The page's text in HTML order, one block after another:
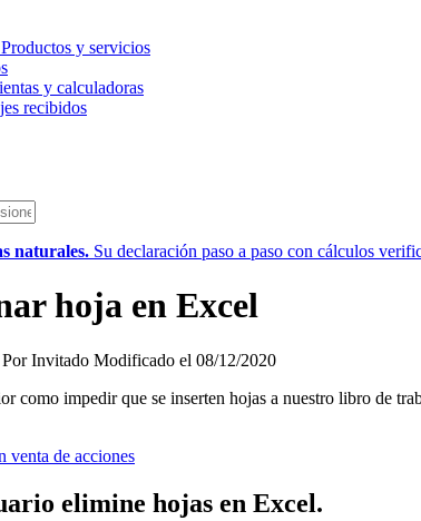
Productos y servicios
y calculadoras
recibidos
naturales. Su declaración paso a paso con cálculos
hoja en Excel
Por Invitado Modificado el 08/12/2020
como impedir que se inserten hojas a nuestro libro de
venta de acciones
elimine hojas en Excel.